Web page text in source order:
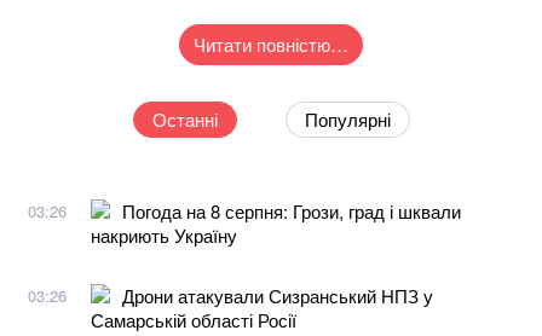
Читати повністю…
Останні Популярні
03:26
Погода на 8 серпня: Грози, град і шквали
накриють Україну
03:26
Дрони атакували Сизранський НПЗ у
Самарській області Росії